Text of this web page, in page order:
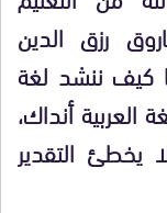
رزق الدين
كيف ننشد لغة
أنداك،
يخطئ التقدير